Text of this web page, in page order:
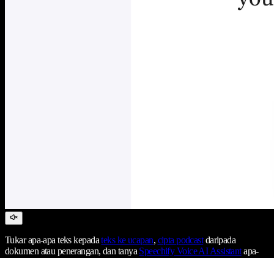
Tukar apa-apa teks kepadateks ke ucapan, cipta podcastdaripada
dokumen atau penerangan, dan tanyaSpeechify Voice AI Assistantapa-